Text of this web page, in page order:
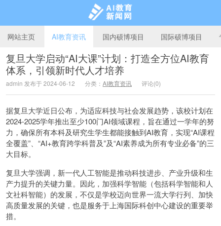
AI教育新闻网
网站主页 AI教育资讯 国内硕博项目 国际硕博项目
复旦大学启动“AI大课”计划：打造全方位AI教育
体系，引领新时代人才培养
admin 发布于 2024-06-12 分类： AI教育资讯 评论(0)
据复旦大学近日公布，为适应科技与社会发展趋势，该校计划在
2024-2025学年推出至少100门AI领域课程，旨在通过一学年的努
力，确保所有本科及研究生学生都能接触到AI教育，实现“AI课程
全覆盖”、“AI+教育跨学科普及”及“AI素养成为所有专业必备”的三
大目标。
复旦大学强调，新一代人工智能是推动科技进步、产业升级和生
产力提升的关键力量。因此，加强科学智能（包括科学智能和人
文社科智能）的发展，不仅是学校迈向世界一流大学行列、加快
高质量发展的关键，也是服务于上海国际科创中心建设的重要举
措。